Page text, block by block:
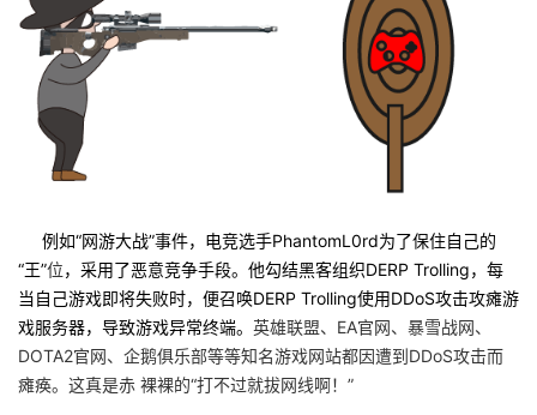
例如“网游大战”事件，电竞选手PhantomL0rd为了保住自己的
“王”位，采用了恶意竞争手段。他勾结黑客组织DERP Trolling，每
当自己游戏即将失败时，便召唤DERP Trolling使用DDoS攻击攻瘫游
戏服务器，导致游戏异常终端。 英雄联盟、EA官网、暴雪战网、
DOTA2官网、企鹅俱乐部等等知名游戏网站都因遭到DDoS攻击而
瘫痪。这真是赤 裸裸的“打不过就拔网线啊！”